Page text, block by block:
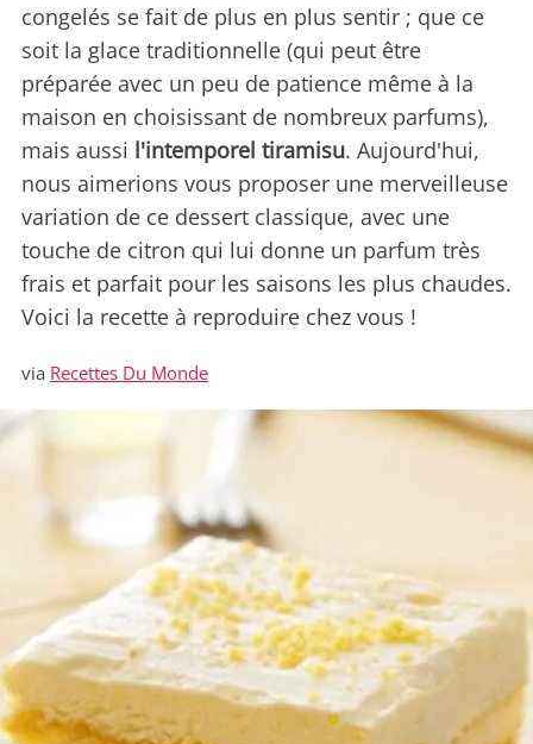
congelés se fait de plus en plus sentir ; que ce
soit la glace traditionnelle (qui peut être
préparée avec un peu de patience même à la
maison en choisissant de nombreux parfums),
mais aussi l'intemporel tiramisu. Aujourd'hui,
nous aimerions vous proposer une merveilleuse
variation de ce dessert classique, avec une
touche de citron qui lui donne un parfum très
frais et parfait pour les saisons les plus chaudes.
Voici la recette à reproduire chez vous !
via Recettes Du Monde